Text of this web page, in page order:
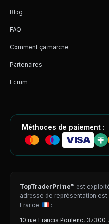
Blog
FAQ
Comment ça marche
Partenaires
Forum
Méthodes de paiement :
VISA
TopTraderPrime™ est
adresse de représentation
France
:
10 rue Francis Poulenc,